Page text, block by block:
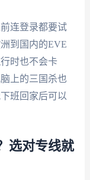
连登录都要试
到国内的EVE
时也不会卡
上的三国杀也
班回家后可以
选对专线就